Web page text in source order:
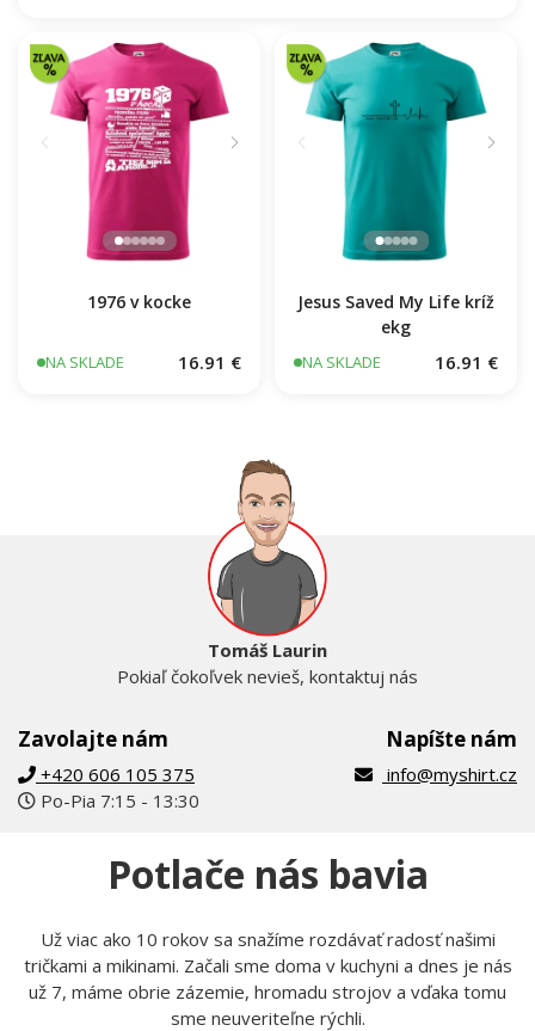
1976 v kocke
NA SKLADE 16.91 €
Jesus Saved My Life kríž
ekg
NA SKLADE 16.91 €
Zavolajte nám
+420 606 105 375
Po-Pia 7:15 - 13:30
Tomáš Laurin
Pokiaľ čokoľvek nevieš, kontaktuj nás
Napíšte nám
info@myshirt.cz
Potlače nás bavia
Už viac ako 10 rokov sa snažíme rozdávať radosť našimi
tričkami a mikinami. Začali sme doma v kuchyni a dnes je nás
už 7, máme obrie zázemie, hromadu strojov a vďaka tomu
sme neuveriteľne rýchli.